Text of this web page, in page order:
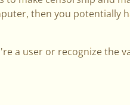
then you potentially
a user or recognize the